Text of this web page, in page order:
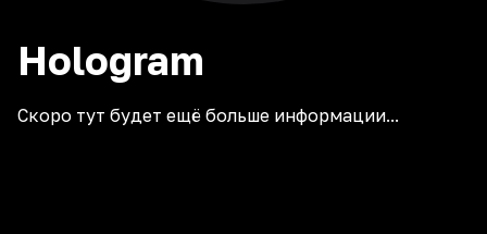
Hologram
Скоро тут будет ещё больше информации...